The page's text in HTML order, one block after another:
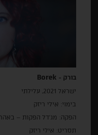
בורק - Borek
ישראל 2021, עלילתי
בימוי: אילי ריזק
הפקה: מג'דל הפקות –
תסריט: אילי ריזק